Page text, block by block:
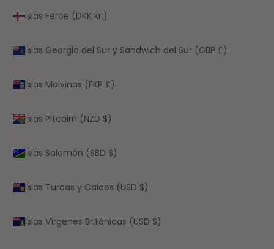
Islas Feroe (DKK kr.)
Islas Georgia del Sur y Sandwich del Sur (GBP £)
Islas Malvinas (FKP £)
Islas Pitcairn (NZD $)
Islas Salomón (SBD $)
Islas Turcas y Caicos (USD $)
Islas Vírgenes Británicas (USD $)